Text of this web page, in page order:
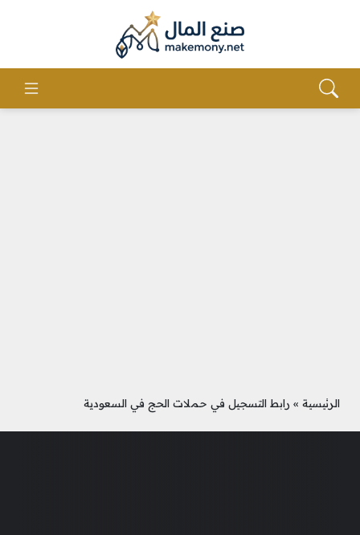
الرئيسية » رابط التسجيل في حملات الحج في السعودية